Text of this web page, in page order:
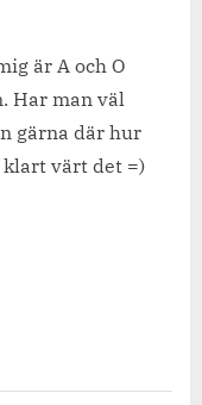
är A och O
Har man väl
gärna där hur
värt det =)